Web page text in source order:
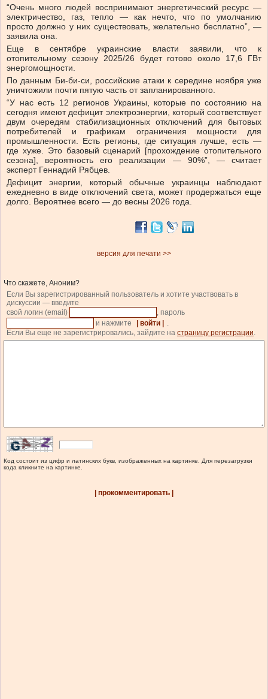
“Очень много людей воспринимают энергетический ресурс —
электричество, газ, тепло — как нечто, что по умолчанию
просто должно у них существовать, желательно бесплатно”, —
заявила она.
Еще в сентябре украинские власти заявили, что к
отопительному сезону 2025/26 будет готово около 17,6 ГВт
энергомощности.
По данным Би-би-си, российские атаки к середине ноября уже
уничтожили почти пятую часть от запланированного.
“У нас есть 12 регионов Украины, которые по состоянию на
сегодня имеют дефицит электроэнергии, который соответствует
двум очередям стабилизационных отключений для бытовых
потребителей и графикам ограничения мощности для
промышленности. Есть регионы, где ситуация лучше, есть —
где хуже. Это базовый сценарий [прохождение отопительного
сезона], вероятность его реализации — 90%”, — считает
эксперт Геннадий Рябцев.
Дефицит энергии, который обычные украинцы наблюдают
ежедневно в виде отключений света, может продержаться еще
долго. Вероятнее всего — до весны 2026 года.
версия для печати >>
Что скажете, Аноним?
Если Вы зарегистрированный пользователь и хотите участвовать в
дискуссии — введите
свой логин (email)
, пароль
и нажмите
| войти |
.
Если Вы еще не зарегистрировались, зайдите на страницу регистрации.
Код состоит из цифр и латинских букв, изображенных на картинке. Для перезагрузки
кода кликните на картинке.
| прокомментировать |